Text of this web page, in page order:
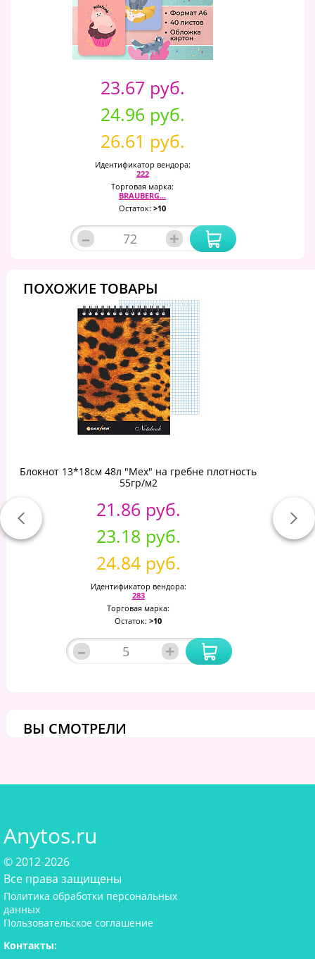
23.67 руб.
24.96 руб.
26.61 руб.
Идентификатор вендора:
222
Торговая марка:
BRAUBERG...
Остаток: >10
– +
ПОХОЖИЕ ТОВАРЫ
Блокнот 13*18см 48л "Мех" на гребне плотность
55гр/м2
21.86 руб.
23.18 руб.
24.84 руб.
Идентификатор вендора:
283
Торговая марка:
Остаток: >10
– +
ВЫ СМОТРЕЛИ
Anytos.ru
© 2012-2026
Все права защищены
Политика обработки персональных
данных
Пользовательское соглашение
Контакты: